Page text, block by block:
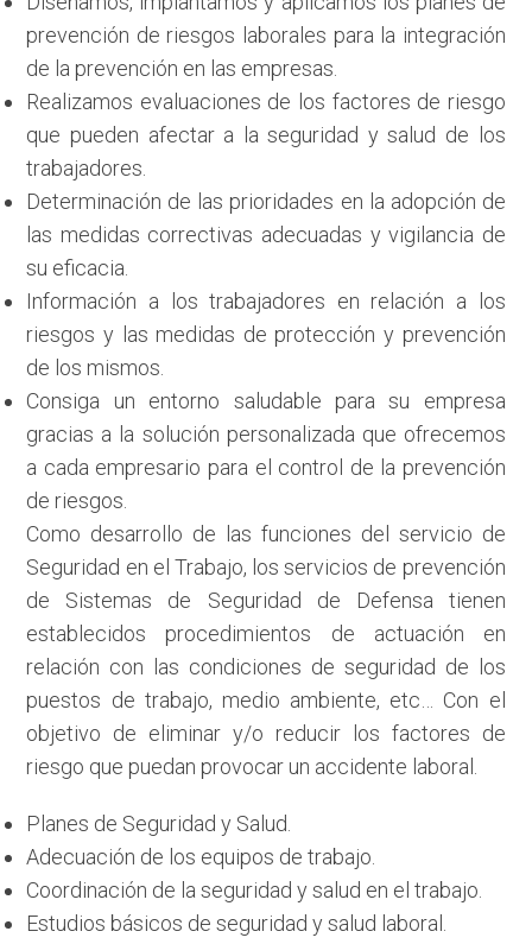
prevención de riesgos laborales para la integración
de la prevención en las empresas.
Realizamos evaluaciones de los factores de riesgo
que pueden afectar a la seguridad y salud de los
trabajadores.
Determinación de las prioridades en la adopción de
las medidas correctivas adecuadas y vigilancia de
su eficacia.
Información a los trabajadores en relación a los
riesgos y las medidas de protección y prevención
de los mismos.
Consiga un entorno saludable para su empresa
gracias a la solución personalizada que ofrecemos
a cada empresario para el control de la prevención
de riesgos.
Como desarrollo de las funciones del servicio de
Seguridad en el Trabajo, los servicios de prevención
de Sistemas de Seguridad de Defensa tienen
establecidos procedimientos de actuación en
relación con las condiciones de seguridad de los
puestos de trabajo, medio ambiente, etc… Con el
objetivo de eliminar y/o reducir los factores de
riesgo que puedan provocar un accidente laboral.
Planes de Seguridad y Salud.
Adecuación de los equipos de trabajo.
Coordinación de la seguridad y salud en el trabajo.
Estudios básicos de seguridad y salud laboral.